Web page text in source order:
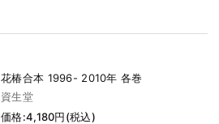
花椿合本 1996- 2010年 各巻
資生堂
価格:4,180円(税込)